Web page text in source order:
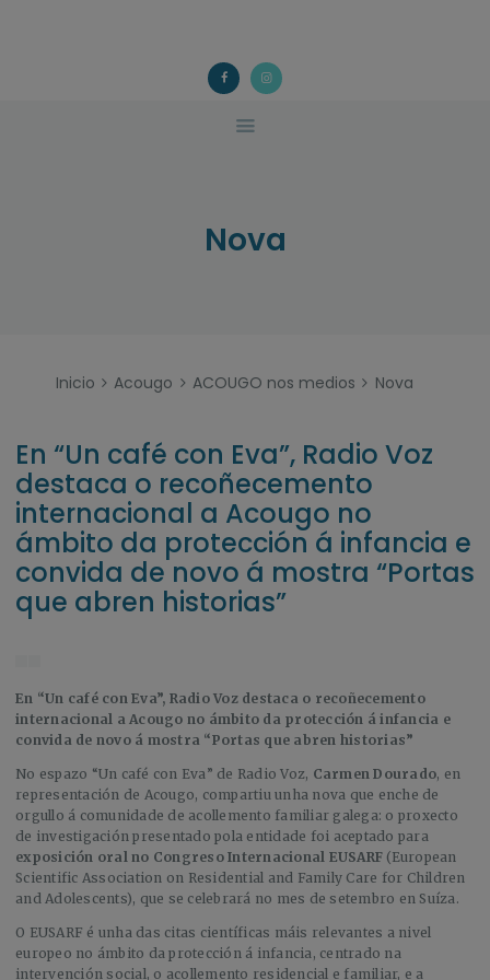
Nova
Inicio Acougo ACOUGO nos medios Nova
ACOUGO
Asociación galega de familias de acollida
QUÉ FACEMOS?
ACTIVIDADES
En “Un café con Eva”, Radio Voz
destaca o recoñecemento
internacional a Acougo no
ámbito da protección á infancia e
convida de novo á mostra “Portas
que abren historias”
En “Un café con Eva”, Radio Voz destaca o recoñecemento
internacional a Acougo no ámbito da protección á infancia e
convida de novo á mostra “Portas que abren historias”
No espazo “Un café con Eva” de Radio Voz, Carmen Dourado, en
representación de Acougo, compartiu unha nova que enche de
orgullo á comunidade de acollemento familiar galega: o proxecto
de investigación presentado pola entidade foi aceptado para
exposición oral no Congreso Internacional EUSARF (European
Scientific Association on Residential and Family Care for Children
and Adolescents), que se celebrará no mes de setembro en Suíza.
O EUSARF é unha das citas científicas máis relevantes a nivel
europeo no ámbito da protección á infancia, centrado na
intervención social, o acollemento residencial e familiar, e a